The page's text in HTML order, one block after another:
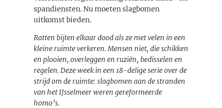
spandiensten. Nu moeten slagbomen
uitkomst bieden.
Ratten bijten elkaar dood als ze met velen in een
kleine ruimte verkeren. Mensen niet, die schikken
en plooien, overleggen en ruziën, bedisselen en
regelen. Deze week in een 18-delige serie over de
strijd om de ruimte: slagbomen aan de stranden
van het IJsselmeer weren gereformeerde
homo’s.